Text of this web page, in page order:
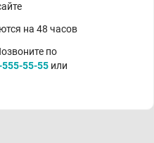
на 48 часов
по
55-55 или